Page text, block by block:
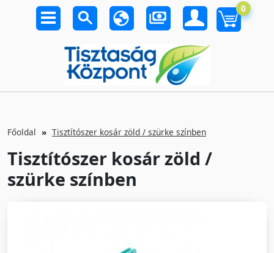
0
Főoldal Tisztítószer kosár zöld / szürke színben
Tisztítószer kosár zöld /
szürke színben